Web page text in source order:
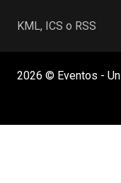
KML, ICS o RSS
2026 © Eventos -